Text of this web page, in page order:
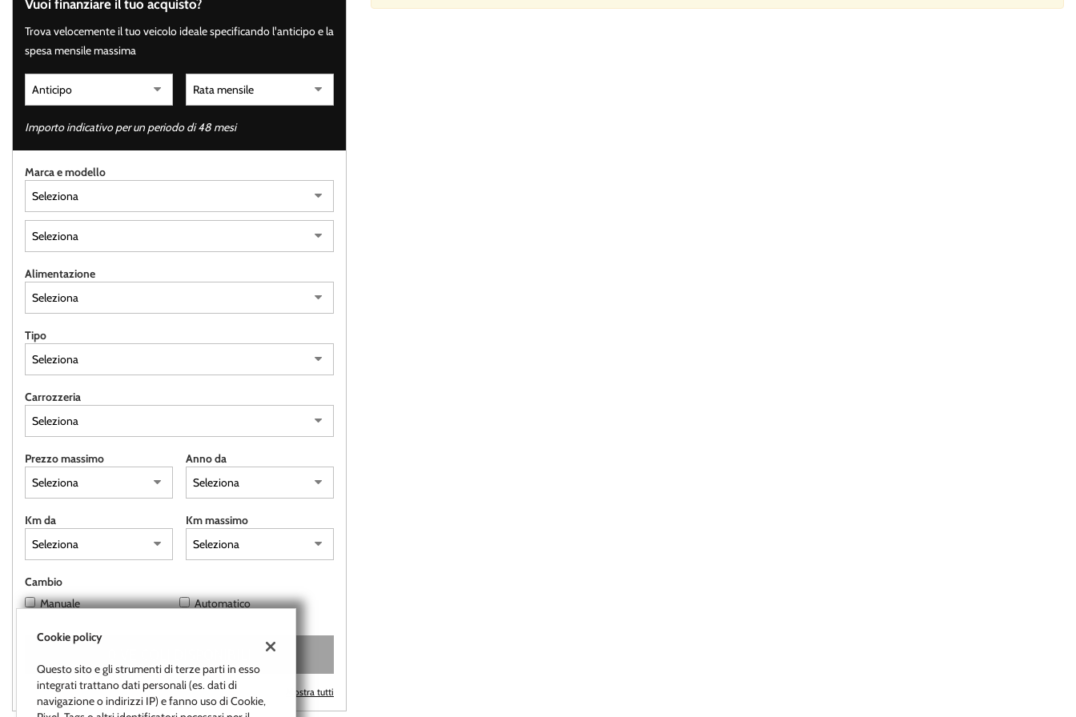
Vuoi finanziare il tuo acquisto?
Trova velocemente il tuo veicolo ideale specificando l'anticipo e la
spesa mensile massima
Importo indicativo per un periodo di 48 mesi
Marca e modello
Alimentazione
Tipo
Carrozzeria
Prezzo massimo Anno da
Km da Km massimo
Cambio
Manuale
Automatico
Mostra tutti
Cookie policy
Questo sito e gli strumenti di terze parti in esso
integrati trattano dati personali (es. dati di
navigazione o indirizzi IP) e fanno uso di Cookie,
tracciamento
adottiamo
per
funzionalità
svolgere
le
attività
di
seguito
descritte.
Per
ottenere
informazioni
sull'utilità
funzionamento
questi
strumenti
di
tracciamento
si
rimanda
alla
cookie
policy.
Puoi
rivedere
le
tue
scelte
qualsiasi
momento.